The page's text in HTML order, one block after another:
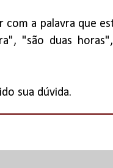
a palavra que
"são duas
sua dúvida.